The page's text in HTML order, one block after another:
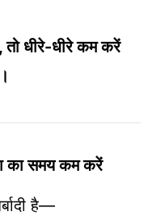
तो धीरे-धीरे कम करें
का समय कम करें
है—